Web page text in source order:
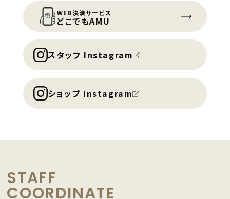
WEB決済サービス
どこでもAMU
スタッフ Instagram
ショップ Instagram
STAFF
COORDINATE